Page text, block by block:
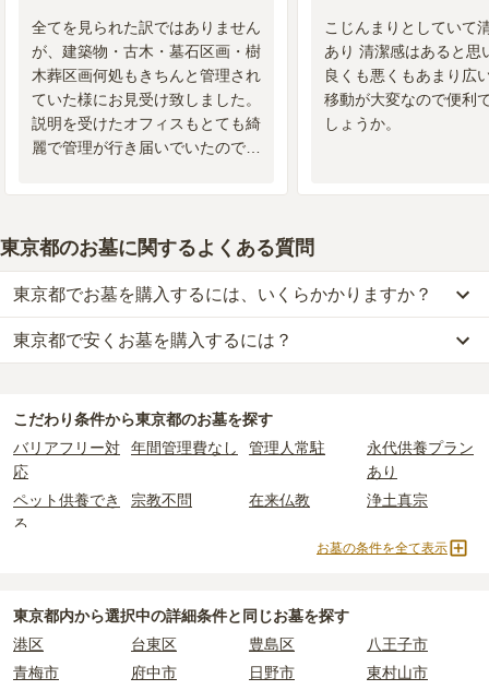
全てを見られた訳ではありません
が、建築物・古木・墓石区画・樹
木葬区画何処もきちんと管理され
ていた様にお見受け致しました。
説明を受けたオフィスもとても綺
麗で管理が行き届いでいたので、
と思料致します。
こじんまりとしていて
あり 清潔感はあると思
良くも悪くもあまり広
移動が大変なので便利
しょうか。
東京都のお墓に関するよくある質問
東京都でお墓を購入するには、いくらかかりますか？
東京都での購入費用の目安は、一般墓が約335万円、樹木葬が約76
万円、納骨堂が約96万円、永代供養墓が約59万円です。
2つが主な費用となります。
の一般墓の永代使用料の平均は168万円 で、墓石代は東京都
の平均
です。いずれも区画の広さや墓石の大きさ・素材
樹木葬・納骨堂・永代供養墓は、基本的に墓石代がかからず、永代
・ 開眼法要の費用 ：お墓を新しく建てた際に行う儀式のための費
・納骨式の費用
：お墓に遺骨を納める儀式のための費用。僧侶に渡
すお布施、会食などの費用がかかります。
東京都で安くお墓を購入するには？
一般墓
で、 1万円 からお求めいただけます。
する「合祀墓（ごうしぼ）」と呼ばれるタイプです。個別のお墓に
比べて省スペースで管理の手間がかからないため、費用が安く設定
されています。
価格の目安は、1名あたり5万円〜30万円程度です。
お墓を探すのがおすすめです。
こだわり条件から東京都のお墓を探す
バリアフリー対
応
年間管理費なし 管理人常駐
永代供養プラン
あり
ペット供養でき
る
宗教不問 在来仏教 浄土真宗
浄土宗
黄檗宗
法華宗 樹木葬
永代供養墓
公営霊園 民営霊園
寺院墓地
1人用区画あり
2人用区画あり 3人用区画あり
お墓の条件を全て表示
東京都内から選択中の詳細条件と同じお墓を探す
港区
台東区 豊島区
八王子市
青梅市
府中市 日野市
東村山市